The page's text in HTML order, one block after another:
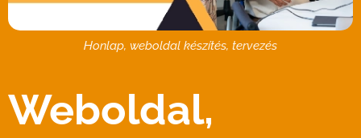
Honlap, weboldal készítés, tervezés
Weboldal,